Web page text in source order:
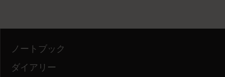
ノートブック
ダイアリー